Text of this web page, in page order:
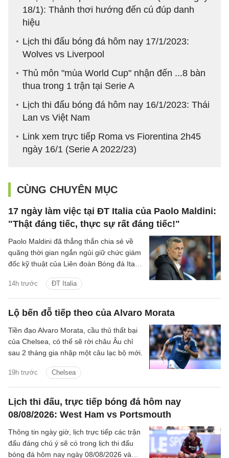
18/1): Thảnh thơi hướng đến cú đúp danh
hiệu
Lịch thi đấu bóng đá hôm nay 17/1/2023:
Wolves vs Liverpool
Thủ môn "mùa World Cup" nhận đến ...8 bàn
thua trong 1 trận tại Serie A
Lịch thi đấu bóng đá hôm nay 16/1/2023: Thái
Lan vs Việt Nam
Link xem trực tiếp Roma vs Fiorentina 2h45
ngày 16/1 (Serie A 2022/23)
CÙNG CHUYÊN MỤC
17 ngày làm việc tại ĐT Italia của Paolo Maldini:
"Thật đáng tiếc, thực sự rất đáng tiếc!"
14h trước ĐT Italia
Paolo Maldini đã thẳng thắn chia sẻ về
quãng thời gian ngắn ngủi giữ chức giám
đốc kỹ thuật của Liên đoàn Bóng đá Italia
ra là “thật đáng tiếc”. Ông cũng tiết lộ
những gì Pep Guardiola và Carlo
Ancelotti từng nói với mình, kể về nỗ lực
bất thành trong việc bổ nhiệm Andrea
Pirlo, đồng thời cảnh báo FIGC sẽ không
đi đúng hướng nếu dành toàn bộ sự tập
trung cho việc tái thiết đội tuyển Italia.
Lộ bến đỗ tiếp theo của Alvaro Morata
19h trước Chelsea
Tiền đạo Alvaro Morata, cầu thủ thất bại
của Chelsea, có thể sẽ rời châu Âu chỉ
sau 2 tháng gia nhập một câu lạc bộ mới.
Lịch thi đấu, trực tiếp bóng đá hôm nay
08/08/2026: West Ham vs Portsmouth
Thông tin ngày giờ, lịch trực tiếp các trận
đấu đáng chú ý sẽ có trong lịch thi đấu
bóng đá hôm nay ngày 08/08/2026 và